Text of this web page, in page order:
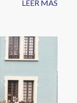
LEER MÁS